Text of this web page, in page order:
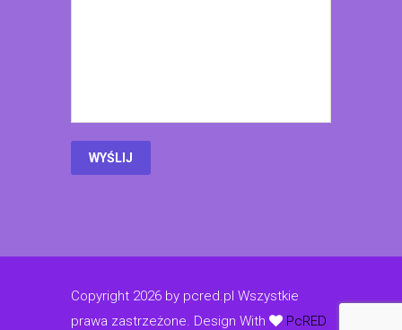
Copyright 2026 by pcred.pl Wszystkie
prawa zastrzeżone. Design With PcRED